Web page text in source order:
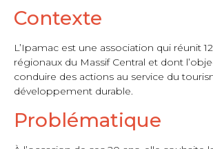
Contexte
L’Ipamac est une association qui réunit
régionaux du Massif Central et dont
conduire des actions au service du
développement durable.
Problématique